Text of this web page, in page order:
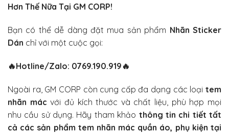
Hơn Thế Nữa Tại GM CORP!
Bạn có thể dễ dàng đặt mua sản phẩm Nhãn Sticker
Dán chỉ với một cuộc gọi:
🔥Hotline/Zalo: 0769.190.919 🔥
Ngoài ra, GM CORP còn cung cấp đa dạng các loại tem
nhãn mác với đủ kích thước và chất liệu, phù hợp mọi
nhu cầu sử dụng. Hãy tham khảo thông tin chi tiết tất
cả các sản phẩm tem nhãn mác quần áo, phụ kiện tại